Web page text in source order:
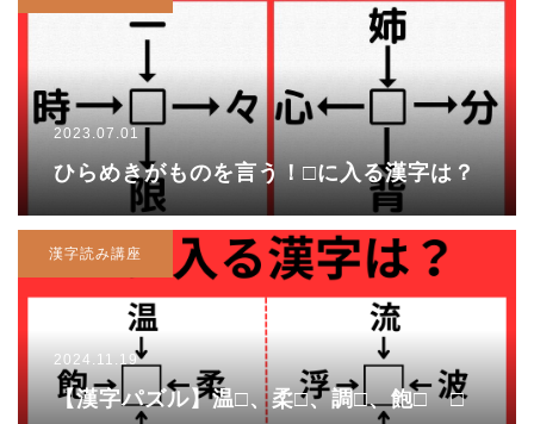
2023.07.01
ひらめきがものを言う！□に入る漢字は？
漢字読み講座
2024.11.19
【漢字パズル】温□、柔□、調□、飽□ □